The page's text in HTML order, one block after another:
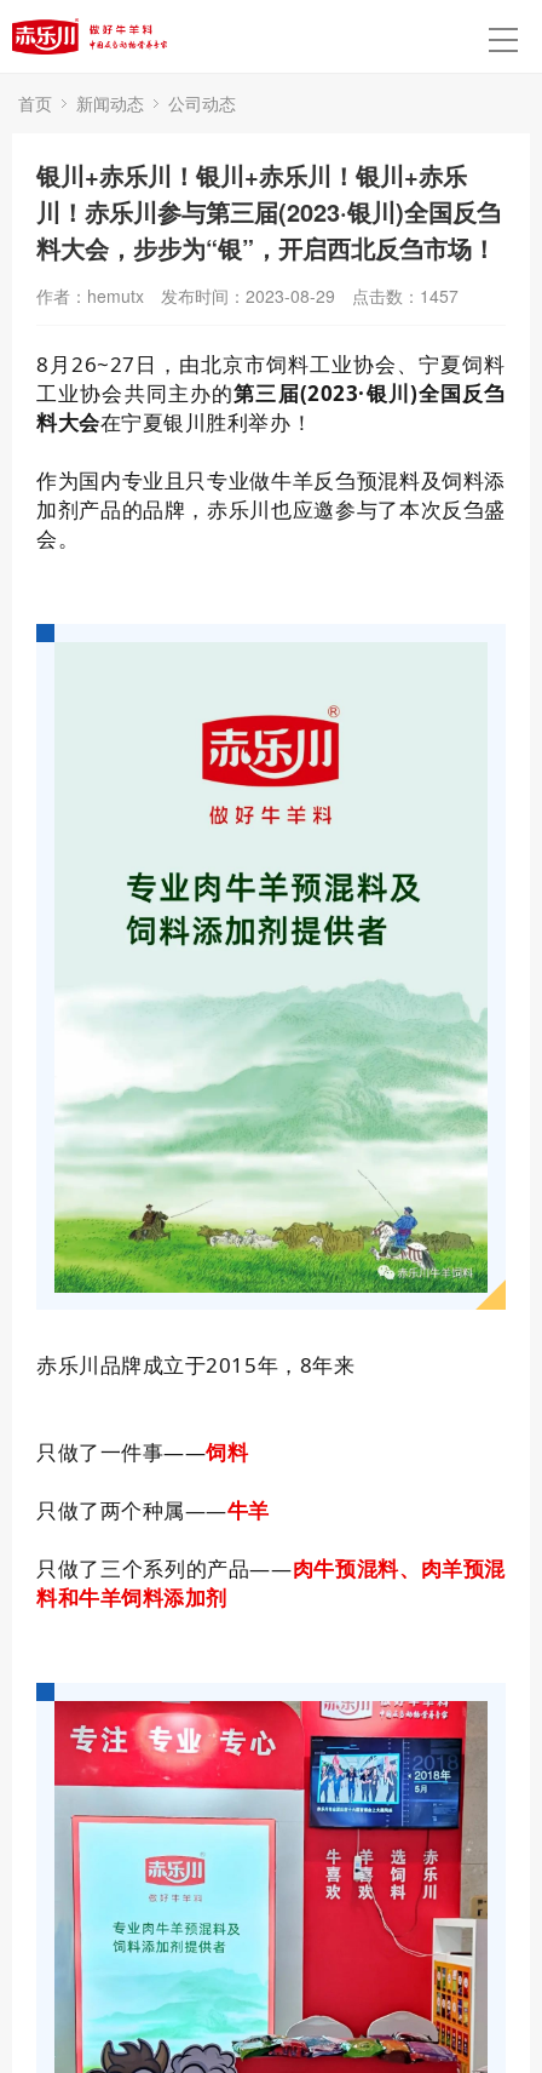
首页 新闻动态 公司动态
银川+赤乐川！银川+赤乐川！银川+赤乐
川！赤乐川参与第三届(2023·银川)全国反刍
料大会，步步为“银”，开启西北反刍市场！
作者：hemutx 发布时间：2023-08-29 点击数： 1457
8月26~27日，由北京市饲料工业协会、宁夏饲料
工业协会共同主办的第三届(2023·银川)全国反刍
料大会在宁夏银川胜利举办！
作为国内专业且只专业做牛羊反刍预混料及饲料添
加剂产品的品牌，赤乐川也应邀参与了本次反刍盛
会。
赤乐川品牌成立于2015年，8年来
只做了一件事——饲料
只做了两个种属——牛羊
只做了三个系列的产品——肉牛预混料、肉羊预混
料和牛羊饲料添加剂